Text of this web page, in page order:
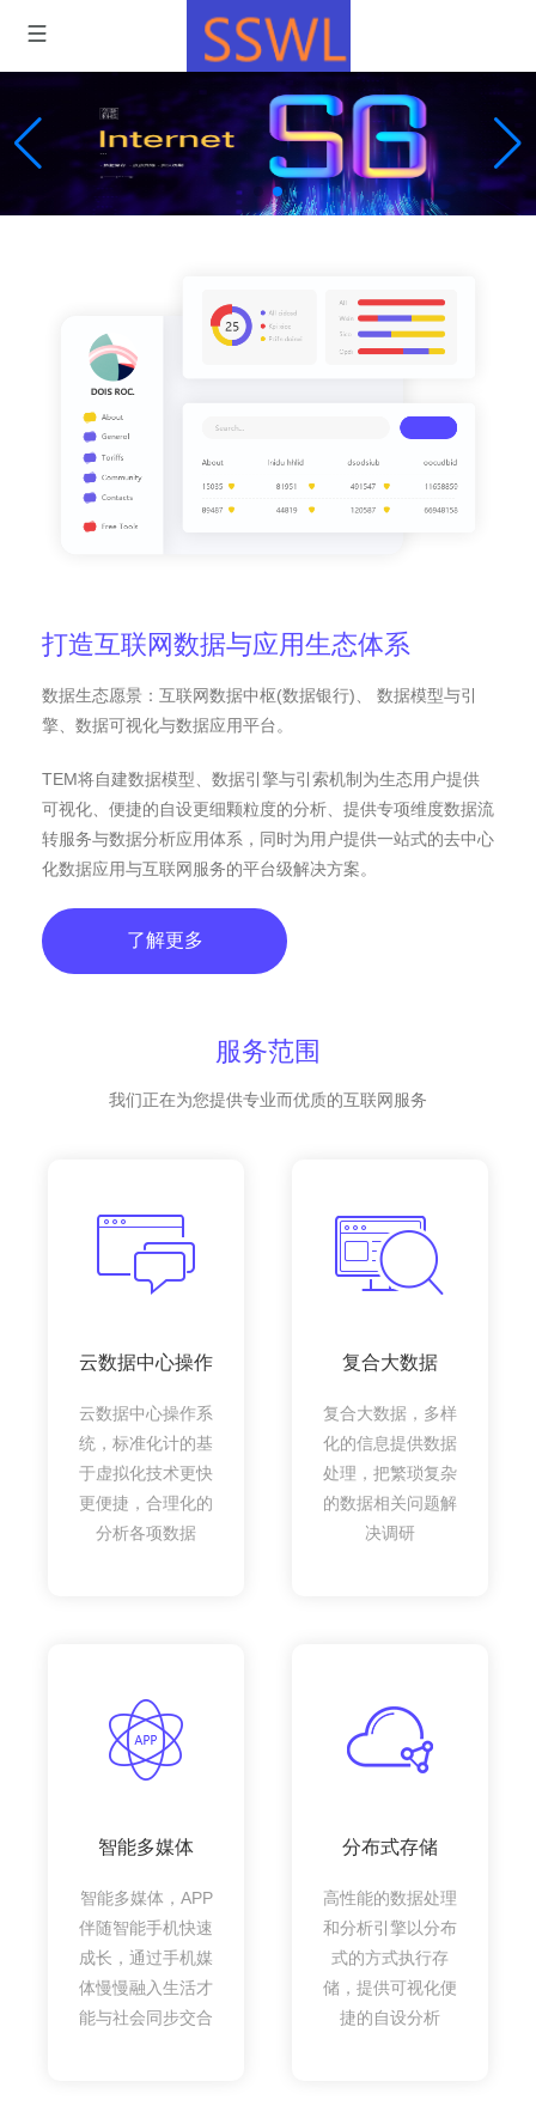
打造互联网数据与应用生态体系
数据生态愿景：互联网数据中枢(数据银行)、 数据模型与引
擎、数据可视化与数据应用平台。
TEM将自建数据模型、数据引擎与引索机制为生态用户提供
可视化、便捷的自设更细颗粒度的分析、提供专项维度数据流
转服务与数据分析应用体系，同时为用户提供一站式的去中心
化数据应用与互联网服务的平台级解决方案。
了解更多
服务范围
我们正在为您提供专业而优质的互联网服务
云数据中心操作
云数据中心操作系
统，标准化计的基
于虚拟化技术更快
更便捷，合理化的
分析各项数据
复合大数据
复合大数据，多样
化的信息提供数据
处理，把繁琐复杂
的数据相关问题解
决调研
智能多媒体
智能多媒体，APP
伴随智能手机快速
成长，通过手机媒
体慢慢融入生活才
能与社会同步交合
分布式存储
高性能的数据处理
和分析引擎以分布
式的方式执行存
储，提供可视化便
捷的自设分析